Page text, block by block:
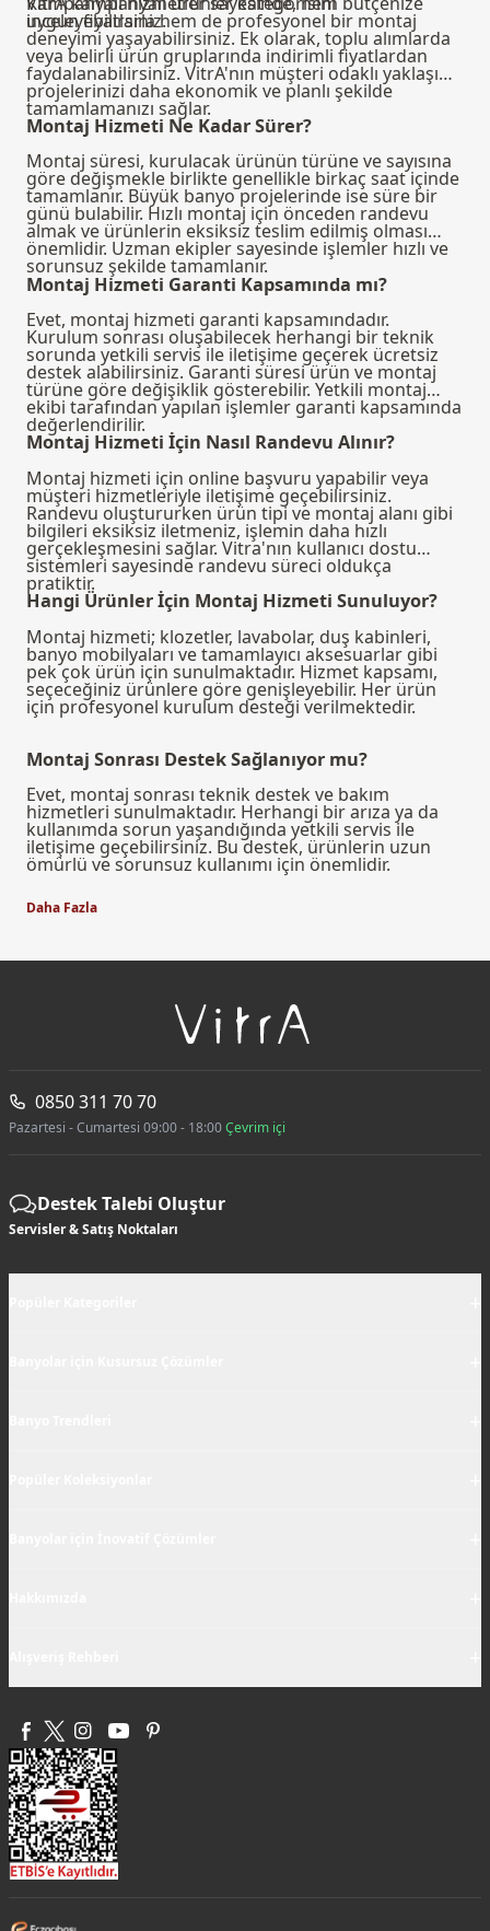
inceleyebilirsiniz.
uygun fiyatlarla hem de profesyonel bir montaj
deneyimi yaşayabilirsiniz. Ek olarak, toplu alımlarda
veya belirli ürün gruplarında indirimli fiyatlardan
faydalanabilirsiniz. VitrA'nın müşteri odaklı yaklaşımı,
projelerinizi daha ekonomik ve planlı şekilde
tamamlamanızı sağlar.
Montaj Hizmeti Ne Kadar Sürer?
Montaj süresi, kurulacak ürünün türüne ve sayısına
göre değişmekle birlikte genellikle birkaç saat içinde
tamamlanır. Büyük banyo projelerinde ise süre bir
günü bulabilir. Hızlı montaj için önceden randevu
almak ve ürünlerin eksiksiz teslim edilmiş olması
önemlidir. Uzman ekipler sayesinde işlemler hızlı ve
sorunsuz şekilde tamamlanır.
Montaj Hizmeti Garanti Kapsamında mı?
Evet, montaj hizmeti garanti kapsamındadır.
Kurulum sonrası oluşabilecek herhangi bir teknik
sorunda yetkili servis ile iletişime geçerek ücretsiz
destek alabilirsiniz. Garanti süresi ürün ve montaj
türüne göre değişiklik gösterebilir. Yetkili montaj
ekibi tarafından yapılan işlemler garanti kapsamında
değerlendirilir.
Montaj Hizmeti İçin Nasıl Randevu Alınır?
Montaj hizmeti için online başvuru yapabilir veya
müşteri hizmetleriyle iletişime geçebilirsiniz.
Randevu oluştururken ürün tipi ve montaj alanı gibi
bilgileri eksiksiz iletmeniz, işlemin daha hızlı
gerçekleşmesini sağlar. Vitra'nın kullanıcı dostu
sistemleri sayesinde randevu süreci oldukça
pratiktir.
Hangi Ürünler İçin Montaj Hizmeti Sunuluyor?
Montaj hizmeti; klozetler, lavabolar, duş kabinleri,
banyo mobilyaları ve tamamlayıcı aksesuarlar gibi
pek çok ürün için sunulmaktadır. Hizmet kapsamı,
seçeceğiniz ürünlere göre genişleyebilir. Her ürün
için profesyonel kurulum desteği verilmektedir.
Montaj Sonrası Destek Sağlanıyor mu?
Evet, montaj sonrası teknik destek ve bakım
hizmetleri sunulmaktadır. Herhangi bir arıza ya da
kullanımda sorun yaşandığında yetkili servis ile
iletişime geçebilirsiniz. Bu destek, ürünlerin uzun
ömürlü ve sorunsuz kullanımı için önemlidir.
Daha Fazla
0850 311 70 70
Pazartesi - Cumartesi 09:00 - 18:00Çevrim içi
Destek Talebi Oluştur
Servisler & Satış Noktaları